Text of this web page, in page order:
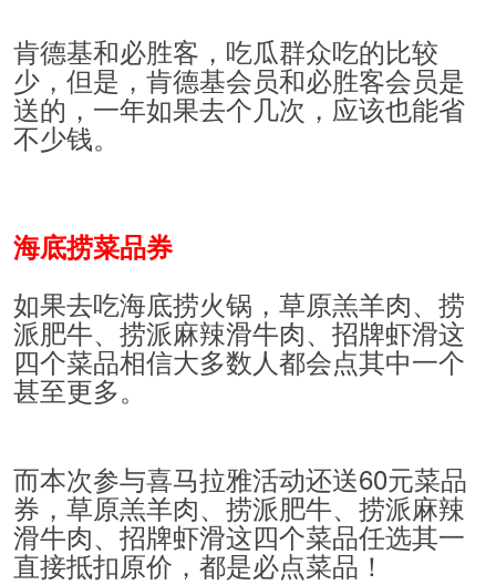
肯德基和必胜客，吃瓜群众吃的比较
少，但是，肯德基会员和必胜客会员是
送的，一年如果去个几次，应该也能省
不少钱。
海底捞菜品券
如果去吃海底捞火锅，草原羔羊肉、捞
派肥牛、捞派麻辣滑牛肉、招牌虾滑这
四个菜品相信大多数人都会点其中一个
甚至更多。
而本次参与喜马拉雅活动还送60元菜品
券，草原羔羊肉、捞派肥牛、捞派麻辣
滑牛肉、招牌虾滑这四个菜品任选其一
直接抵扣原价，都是必点菜品！